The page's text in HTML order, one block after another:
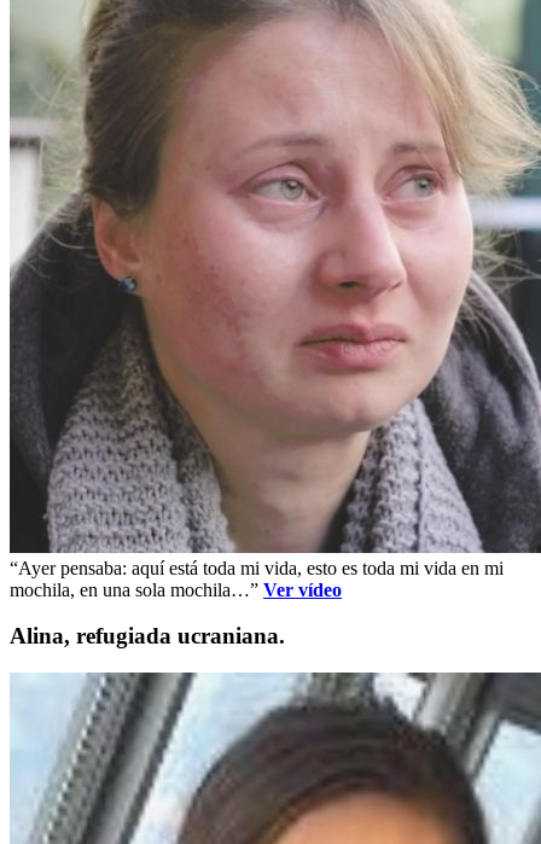
“Ayer pensaba: aquí está toda mi vida, esto es toda mi vida en mi
mochila, en una sola mochila…” Ver vídeo
Alina, refugiada ucraniana.